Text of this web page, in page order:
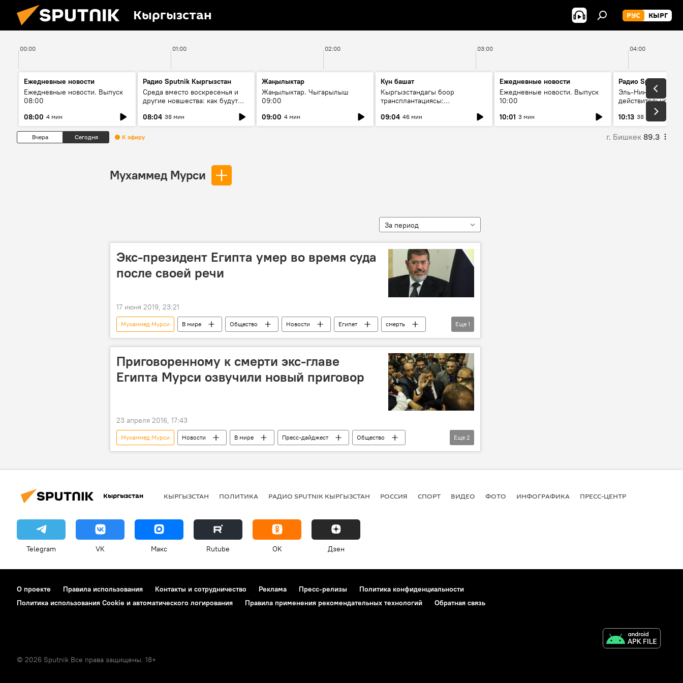
Кыргызстан РУС КЫРГ
00:00 01:00 02:00 03:00 04:00
Ежедневные новости
Ежедневные новости. Выпуск
08:00
08:00 4 мин
Радио Sputnik Кыргызстан
Среда вместо воскресенья и
другие новшества: как будут
08:04 38 мин
Жаңылыктар
Жаңылыктар. Чыгарылыш
09:00
09:00 4 мин
Күн башат
Кыргызстандагы боор
трансплантациясы:
келечеги
09:04 46 мин
Ежедневные новости
Ежедневные новости. Выпуск
10:00
10:01 3 мин
Радио Sputnik
Эль-Ниньо, жара и
действительно
погоду в
10:13 38 мин
Вчера Сегодня К эфиру г. Бишкек 89.3
Мухаммед Мурси
За период
Экс-президент Египта умер во время суда
после своей речи
17 июня 2019, 23:21
Мухаммед Мурси В мире Общество Новости Египет
смерть
суд
Еще 1
Приговоренному к смерти экс-главе
Египта Мурси озвучили новый приговор
23 апреля 2016, 17:43
Мухаммед Мурси Новости В мире Пресс-дайджест
Общество
приговор
казнь
Еще 2
Кыргызстан КЫРГЫЗСТАН ПОЛИТИКА РАДИО SPUTNIK КЫРГЫЗСТАН РОССИЯ СПОРТ ВИДЕО ФОТО ИНФОГРАФИКА ПРЕСС-ЦЕНТР
Telegram VK Макс Rutube OK Дзен
О проекте Правила использования Контакты и сотрудничество Реклама Пресс-релизы
Политика конфиденциальности
Политика использования Cookie и автоматического логирования
Правила применения рекомендательных технологий Обратная связь
© 2026 Sputnik Все права защищены. 18+